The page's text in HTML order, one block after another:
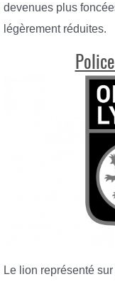
devenues plus
légèrement réduites.
Le lion représenté